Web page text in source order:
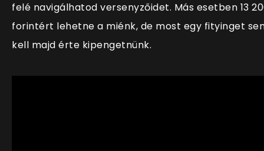
felé navigálhatod versenyzőidet. Más esetben 13
forintért lehetne a miénk, de most egy fityinget
kell majd érte kipengetnünk.